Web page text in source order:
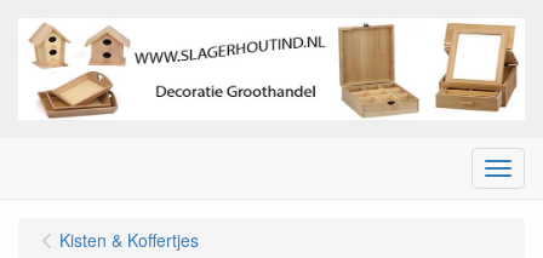
Menu
Kisten & Koffertjes